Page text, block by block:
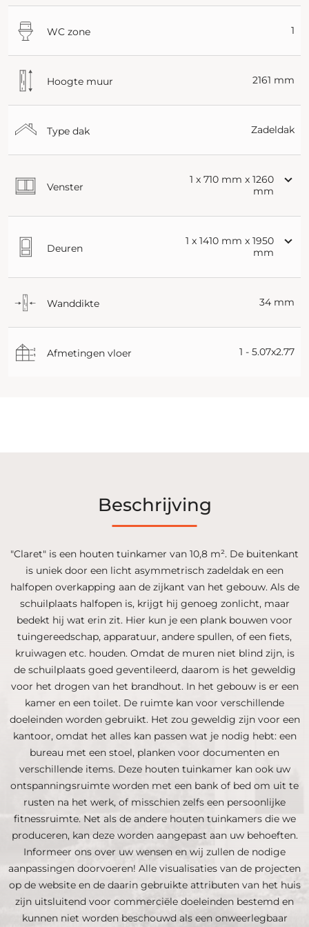
WC zone 1
Hoogte muur 2161 mm
Type dak Zadeldak
Venster
1 x 710 mm x 1260
mm
Deuren
1 x 1410 mm x 1950
mm
Wanddikte 34 mm
Afmetingen vloer 1 - 5.07x2.77
Beschrijving
"Claret" is een houten tuinkamer van 10,8 m². De buitenkant
is uniek door een licht asymmetrisch zadeldak en een
halfopen overkapping aan de zijkant van het gebouw. Als de
schuilplaats halfopen is, krijgt hij genoeg zonlicht, maar
bedekt hij wat erin zit. Hier kun je een plank bouwen voor
tuingereedschap, apparatuur, andere spullen, of een fiets,
kruiwagen etc. houden. Omdat de muren niet blind zijn, is
de schuilplaats goed geventileerd, daarom is het geweldig
voor het drogen van het brandhout. In het gebouw is er een
kamer en een toilet. De ruimte kan voor verschillende
doeleinden worden gebruikt. Het zou geweldig zijn voor een
kantoor, omdat het alles kan passen wat je nodig hebt: een
bureau met een stoel, planken voor documenten en
verschillende items. Deze houten tuinkamer kan ook uw
ontspanningsruimte worden met een bank of bed om uit te
rusten na het werk, of misschien zelfs een persoonlijke
fitnessruimte. Net als de andere houten tuinkamers die we
produceren, kan deze worden aangepast aan uw behoeften.
Informeer ons over uw wensen en wij zullen de nodige
aanpassingen doorvoeren! Alle visualisaties van de projecten
op de website en de daarin gebruikte attributen van het huis
zijn uitsluitend voor commerciële doeleinden bestemd en
kunnen niet worden beschouwd als een onweerlegbaar